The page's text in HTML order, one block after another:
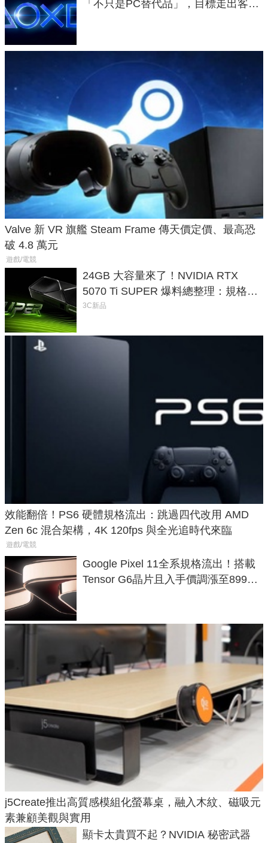
「不只是PC替代品」，目標走出客
Valve 新 VR 旗艦 Steam Frame 傳天價定價、最高恐
破 4.8 萬元
遊戲/電競
24GB 大容量來了！NVIDIA RTX
5070 Ti SUPER 爆料總整理：規格、
功耗、上市時間
3C新品
效能翻倍！PS6 硬體規格流出：跳過四代改用 AMD
Zen 6c 混合架構，4K 120fps 與全光追時代來臨
遊戲/電競
Google Pixel 11全系規格流出！搭載
Tensor G6晶片且入手價調漲至899美
j5Create推出高質感模組化螢幕桌，融入木紋、磁吸元
素兼顧美觀與實用
顯卡太貴買不起？NVIDIA 秘密武器